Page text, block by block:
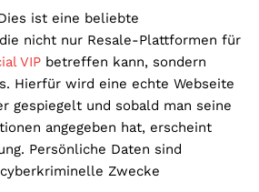
ist eine beliebte
nicht nur Resale-Plattformen für
VIP betreffen kann, sondern
Hierfür wird eine echte Webseite
gespiegelt und sobald man seine
angegeben hat, erscheint
Persönliche Daten sind
Zwecke